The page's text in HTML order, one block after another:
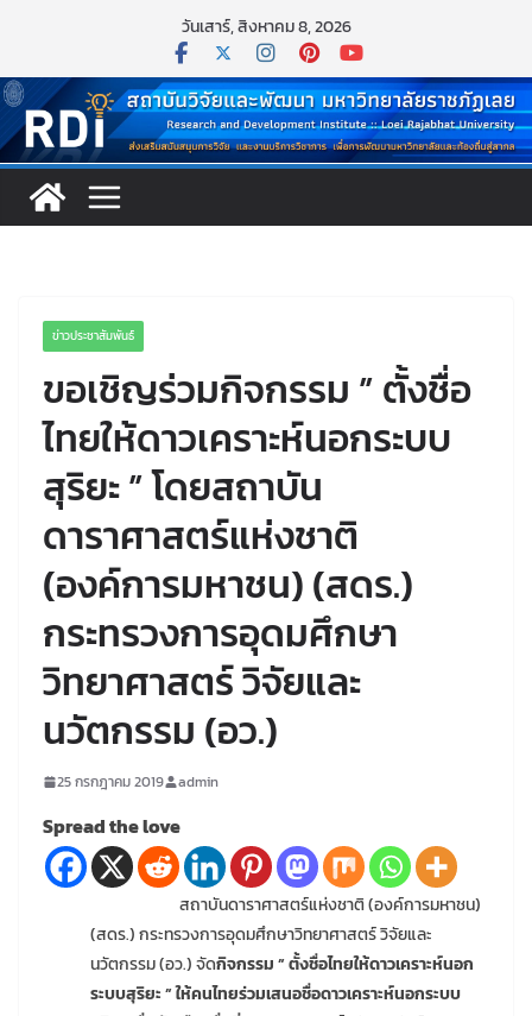
content
วันเสาร์, สิงหาคม 8, 2026
ข่าวประชาสัมพันธ์
ขอเชิญร่วมกิจกรรม ” ตั้งชื่อ
ไทยให้ดาวเคราะห์นอกระบบ
สุริยะ ” โดยสถาบัน
ดาราศาสตร์แห่งชาติ
(องค์การมหาชน) (สดร.)
กระทรวงการอุดมศึกษา
วิทยาศาสตร์ วิจัยและ
นวัตกรรม (อว.)
25 กรกฎาคม 2019 admin
Spread the love
สถาบันดาราศาสตร์แห่งชาติ (องค์การมหาชน)
(สดร.) กระทรวงการอุดมศึกษาวิทยาศาสตร์ วิจัยและ
นวัตกรรม (อว.) จัดกิจกรรม ” ตั้งชื่อไทยให้ดาวเคราะห์นอก
ระบบสุริยะ ” ให้คนไทยร่วมเสนอชื่อดาวเคราะห์นอกระบบ